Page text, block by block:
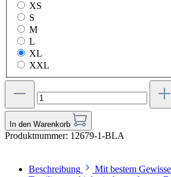
XS
S
M
L
XL
XXL
In den Warenkorb
Produktnummer: 12679-1-BLA
Beschreibung
Mit bestem